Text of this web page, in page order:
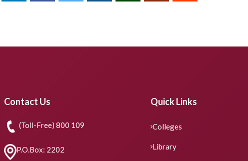
Contact Us
(Toll-Free) 800 109
P.O.Box: 2202
Quick Links
Colleges
Library